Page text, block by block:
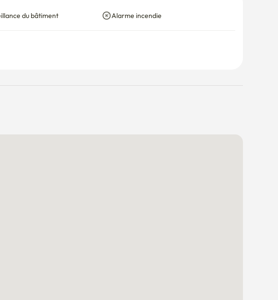
du bâtiment
Alarme incendie